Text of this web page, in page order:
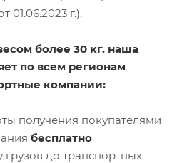
01.06.2023 г.).
более 30 кг. наша
по всем регионам
компании:
получения покупателями
бесплатно
грузов до транспортных